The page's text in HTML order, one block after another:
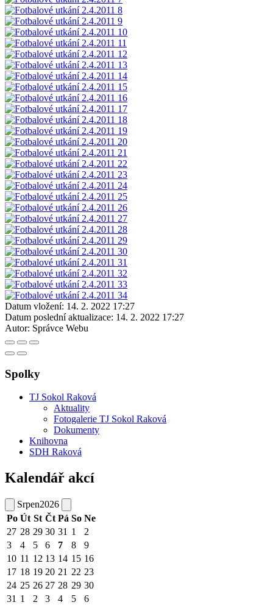
Datum vložení: 14. 2. 2022 17:27
Datum poslední aktualizace: 14. 2. 2022 17:27
Autor: Správce Webu
Spolky
TJ Sokol Raková
Aktuality
Fotogalerie TJ Sokol Raková
Dokumenty
Knihovna
SDH Raková
Kalendář akcí
Srpen2026
Po Út St Čt Pá So Ne
27 28 29 30 31 1
2
3
4 5 6 7 8
9
10 11 12 13 14 15 16
17 18 19 20 21 22 23
24 25 26 27 28 29 30
31 1 2 3 4 5 6